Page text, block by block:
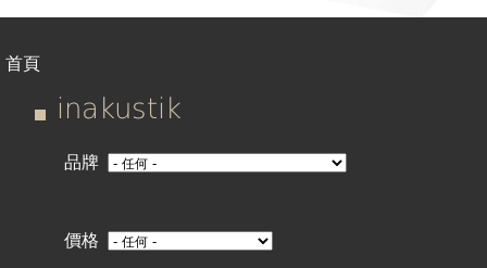
您
首頁
inakustik
品牌
價格